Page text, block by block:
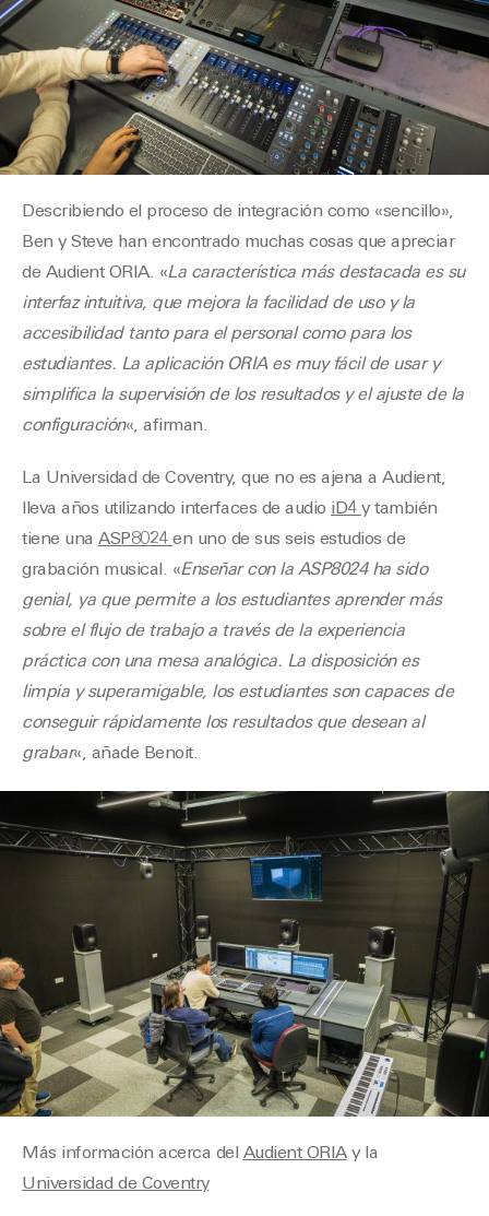
Describiendo el proceso de integración como «sencillo»,
Ben y Steve han encontrado muchas cosas que apreciar
de Audient ORIA. «La característica más destacada es su
interfaz intuitiva, que mejora la facilidad de uso y la
accesibilidad tanto para el personal como para los
estudiantes. La aplicación ORIA es muy fácil de usar y
simplifica la supervisión de los resultados y el ajuste de la
configuración«, afirman.
La Universidad de Coventry, que no es ajena a Audient,
lleva años utilizando interfaces de audio iD4 y también
tiene una ASP8024 en uno de sus seis estudios de
grabación musical. «Enseñar con la ASP8024 ha sido
genial, ya que permite a los estudiantes aprender más
sobre el flujo de trabajo a través de la experiencia
práctica con una mesa analógica. La disposición es
limpia y superamigable, los estudiantes son capaces de
conseguir rápidamente los resultados que desean al
grabar«, añade Benoit.
Más información acerca del Audient ORIAy la
Universidad de Coventry